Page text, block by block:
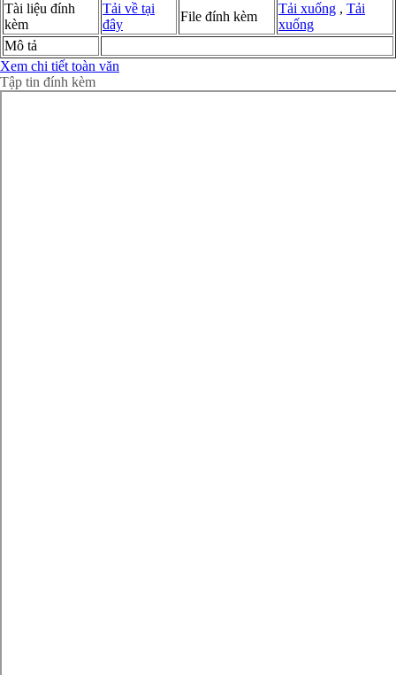
Tài liệu đính
kèm
Tải về tại
đây
File đính kèm
Tải xuống , Tải
xuống
Mô tả
Xem chi tiết toàn văn
Tập tin đính kèm